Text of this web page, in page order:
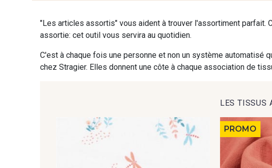
"Les articles assortis" vous aident à trouver l'assortiment parfait.
assortie: cet outil vous servira au quotidien.
C'est à chaque fois une personne et non un système
chez Stragier. Elles donnent une côte à chaque association de
LES TISSUS
PROMO